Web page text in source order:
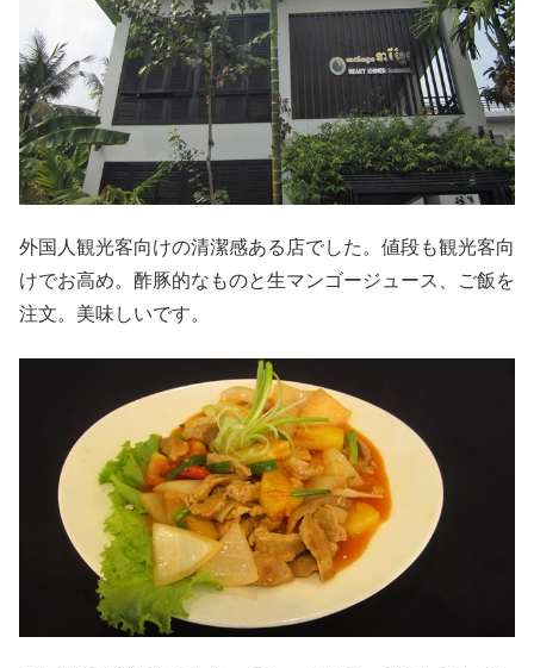
外国人観光客向けの清潔感ある店でした。値段も観光客向
けでお高め。酢豚的なものと生マンゴージュース、ご飯を
注文。美味しいです。